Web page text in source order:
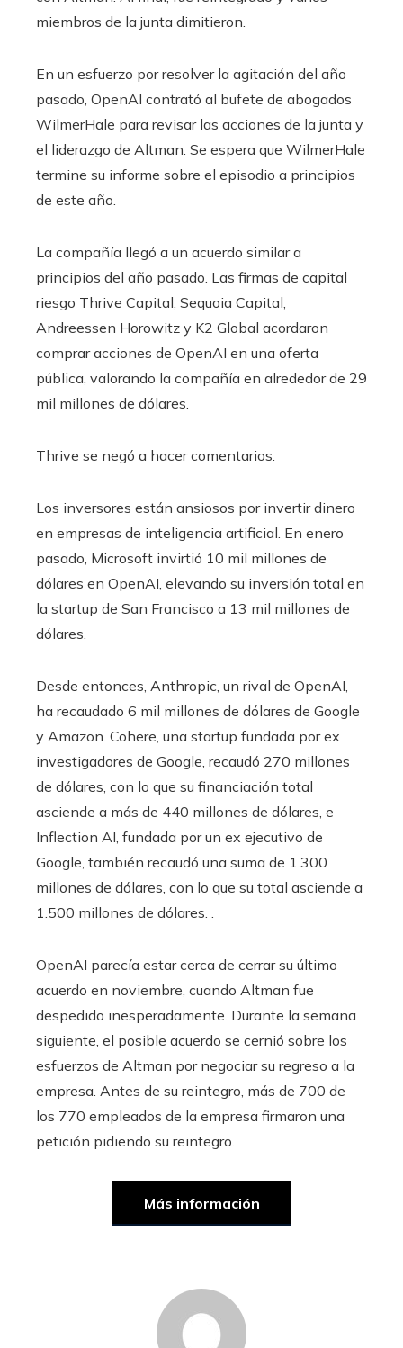
miembros de la junta dimitieron.
En un esfuerzo por resolver la agitación del año
pasado, OpenAI contrató al bufete de abogados
WilmerHale para revisar las acciones de la junta y
el liderazgo de Altman. Se espera que WilmerHale
termine su informe sobre el episodio a principios
de este año.
La compañía llegó a un acuerdo similar a
principios del año pasado. Las firmas de capital
riesgo Thrive Capital, Sequoia Capital,
Andreessen Horowitz y K2 Global acordaron
comprar acciones de OpenAI en una oferta
pública, valorando la compañía en alrededor de 29
mil millones de dólares.
Thrive se negó a hacer comentarios.
Los inversores están ansiosos por invertir dinero
en empresas de inteligencia artificial. En enero
pasado, Microsoft invirtió 10 mil millones de
dólares en OpenAI, elevando su inversión total en
la startup de San Francisco a 13 mil millones de
dólares.
Desde entonces, Anthropic, un rival de OpenAI,
ha recaudado 6 mil millones de dólares de Google
y Amazon. Cohere, una startup fundada por ex
investigadores de Google, recaudó 270 millones
de dólares, con lo que su financiación total
asciende a más de 440 millones de dólares, e
Inflection AI, fundada por un ex ejecutivo de
Google, también recaudó una suma de 1.300
millones de dólares, con lo que su total asciende a
1.500 millones de dólares. .
OpenAI parecía estar cerca de cerrar su último
acuerdo en noviembre, cuando Altman fue
despedido inesperadamente. Durante la semana
siguiente, el posible acuerdo se cernió sobre los
esfuerzos de Altman por negociar su regreso a la
empresa. Antes de su reintegro, más de 700 de
los 770 empleados de la empresa firmaron una
petición pidiendo su reintegro.
Más información